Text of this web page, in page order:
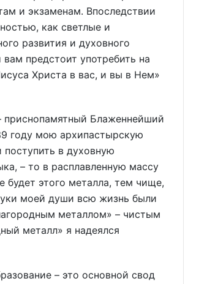
и экзаменам. Впоследствии
как светлые и
развития и духовного
предстоит употребить на
Христа в вас, и вы в Нем»
приснопамятный Блаженнейший
году мою архипастырскую
в духовную
– то в расплавленную массу
будет этого металла, тем чище,
моей души всю жизнь были
металлом» – чистым
металл» я надеялся
– это основной свод